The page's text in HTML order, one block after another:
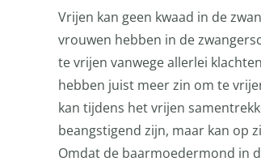
Vrijen kan geen kwaad in de
vrouwen hebben in de
te vrijen vanwege allerlei
hebben juist meer zin om te
kan tijdens het vrijen
beangstigend zijn, maar kan op
Omdat de baarmoedermond in